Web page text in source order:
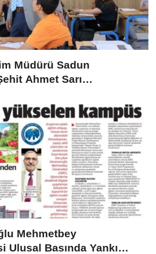
Müdürü Sadun
Ahmet Sarı
Mehmetbey
Ulusal Basında Yankı